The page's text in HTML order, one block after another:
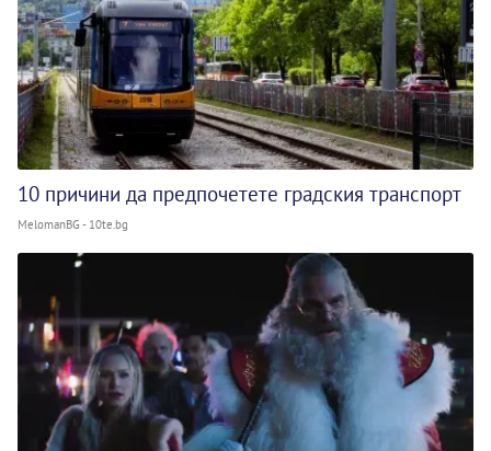
10 причини да предпочетете градския транспорт
MelomanBG - 10te.bg